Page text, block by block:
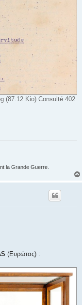
(87.12 Kio) Consulté 402
la Grande Guerre.
(Ευρώτας) :